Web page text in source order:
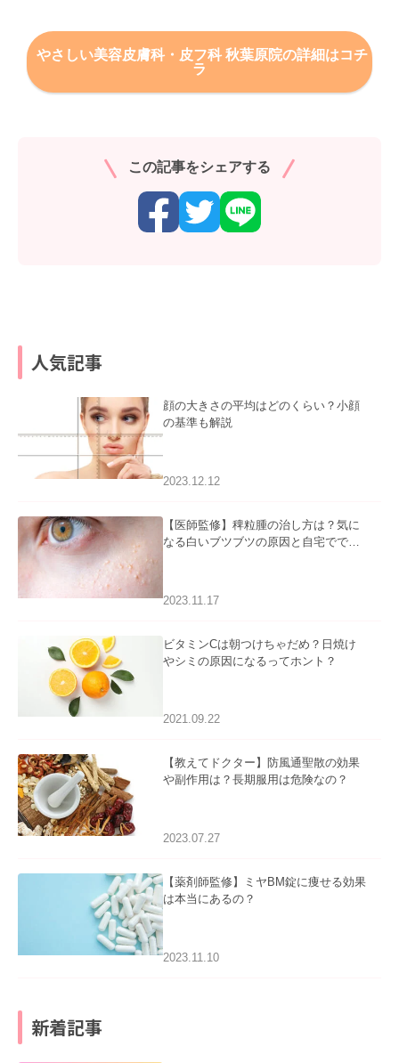
やさしい美容皮膚科・皮フ科 秋葉原院の詳細はコチ
ラ
この記事をシェアする
人気記事
顔の大きさの平均はどのくらい？小顔
の基準も解説
2023.12.12
【医師監修】稗粒腫の治し方は？気に
なる白いブツブツの原因と自宅ででき
2023.11.17
ビタミンCは朝つけちゃだめ？日焼け
やシミの原因になるってホント？
2021.09.22
【教えてドクター】防風通聖散の効果
や副作用は？長期服用は危険なの？
2023.07.27
【薬剤師監修】ミヤBM錠に痩せる効果
は本当にあるの？
2023.11.10
新着記事